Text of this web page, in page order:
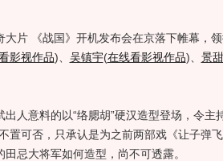
片 《战国》开机发布会在京落下帷幕，领
影视作品) 吴镇宇(在线看影视作品) 景甜
意料的以“络腮胡”硬汉造型登场，令主
置可否，只承认是为之前两部戏《让子弹
忌大将军如何造型，尚不可透露。